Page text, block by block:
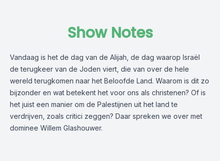
Show Notes
Vandaag is het de dag van de Alijah, de dag waarop Israël
de terugkeer van de Joden viert, die van over de hele
wereld terugkomen naar het Beloofde Land. Waarom is dit zo
bijzonder en wat betekent het voor ons als christenen? Of is
het juist een manier om de Palestijnen uit het land te
verdrijven, zoals critici zeggen? Daar spreken we over met
dominee Willem Glashouwer.